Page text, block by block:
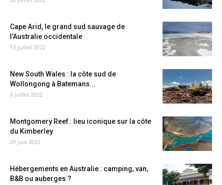
Cape Arid, le grand sud sauvage de
l’Australie occidentale
13 juillet 2022
New South Wales : la côte sud de
Wollongong à Batemans...
6 juillet 2022
Montgomery Reef : lieu iconique sur la côte
du Kimberley
29 juin 2022
Hébergements en Australie : camping, van,
B&B ou auberges ?